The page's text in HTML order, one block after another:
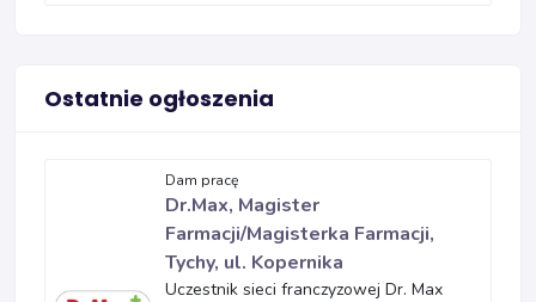
Ostatnie ogłoszenia
Dam pracę
Dr.Max, Magister
Farmacji/Magisterka Farmacji,
Tychy, ul. Kopernika
Uczestnik sieci franczyzowej Dr. Max